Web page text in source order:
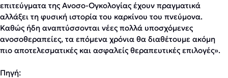
επιτεύγματα της Ανοσο-Ογκολογίας έχουν πραγματικά
αλλάξει τη φυσική ιστορία του καρκίνου του πνεύμονα.
Καθώς ήδη αναπτύσσονται νέες πολλά υποσχόμενες
ανοσοθεραπείες, τα επόμενα χρόνια θα διαθέτουμε ακόμη
πιο αποτελεσματικές και ασφαλείς θεραπευτικές επιλογές».
Πηγή: